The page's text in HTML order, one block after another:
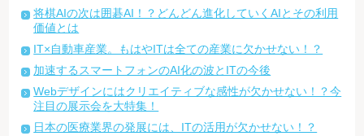
将棋AIの次は囲碁AI！？どんどん進化していくAIとその利用
価値とは
IT×自動車産業。もはやITは全ての産業に欠かせない！？
加速するスマートフォンのAI化の波とITの今後
Webデザインにはクリエイティブな感性が欠かせない！？今
注目の展示会を大特集！
日本の医療業界の発展には、ITの活用が欠かせない！？